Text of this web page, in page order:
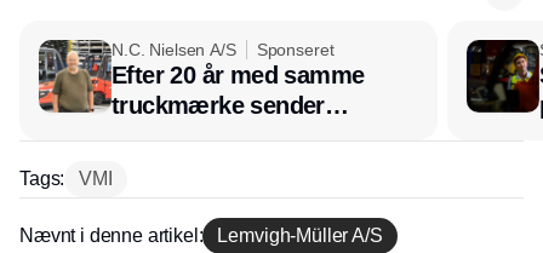
N.C. Nielsen A/S Sponseret
Efter 20 år med samme
truckmærke sender
lagerchef stafetten videre
Tags: VMI
Nævnt i denne artikel: Lemvigh-Müller A/S